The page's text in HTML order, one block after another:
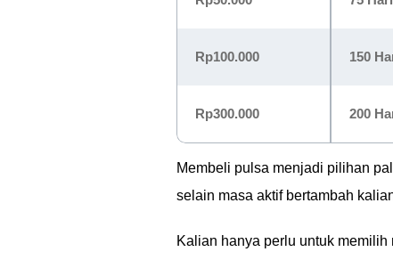
Rp100.000 150
Rp300.000 200
Membeli pulsa menjadi pilihan
selain masa aktif bertambah
Kalian hanya perlu untuk